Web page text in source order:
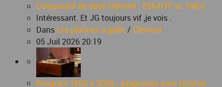
Comparatif de deux Clément : E66-RTF vs. H4L6
Intéressant. Et JG toujours vif ,je vois .
Dans Les platines à galet / Clément
05 Juil 2026 20:19
Beogram 1000 à 3000 - adaptateur pour Ortofon